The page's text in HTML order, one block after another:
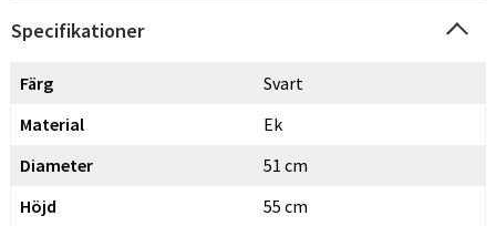
Specifikationer
Färg
Svart
Material
Ek
Diameter
51 cm
Höjd
55 cm